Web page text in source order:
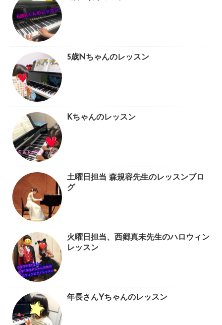
5歳Nちゃんのレッスン
Kちゃんのレッスン
土曜日担当 森規容先生のレッスンブロ
グ
火曜日担当、西郷真未先生のハロウィン
レッスン
年長さんYちゃんのレッスン